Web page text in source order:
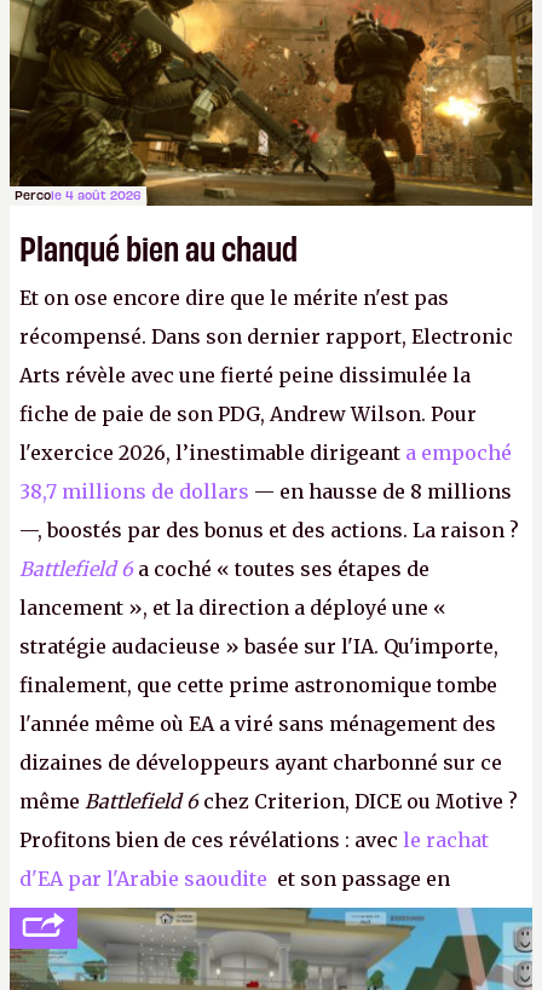
Percole 4 août 2026
Planqué bien au chaud
Et on ose encore dire que le mérite n'est pas
récompensé. Dans son dernier rapport, Electronic
Arts révèle avec une fierté peine dissimulée la
fiche de paie de son PDG, Andrew Wilson. Pour
l'exercice 2026, l’inestimable dirigeant a empoché
38,7 millions de dollars — en hausse de 8 millions
—, boostés par des bonus et des actions. La raison ?
Battlefield 6 a coché « toutes ses étapes de
lancement », et la direction a déployé une «
stratégie audacieuse » basée sur l'IA. Qu'importe,
finalement, que cette prime astronomique tombe
l'année même où EA a viré sans ménagement des
dizaines de développeurs ayant charbonné sur ce
même Battlefield 6chez Criterion, DICE ou Motive ?
Profitons bien de ces révélations : avec le rachat
d'EA par l'Arabie saoudite et son passage en
société privée, l'éditeur n'aura bientôt plus
l'obligation de publier ses bilans. Encore une